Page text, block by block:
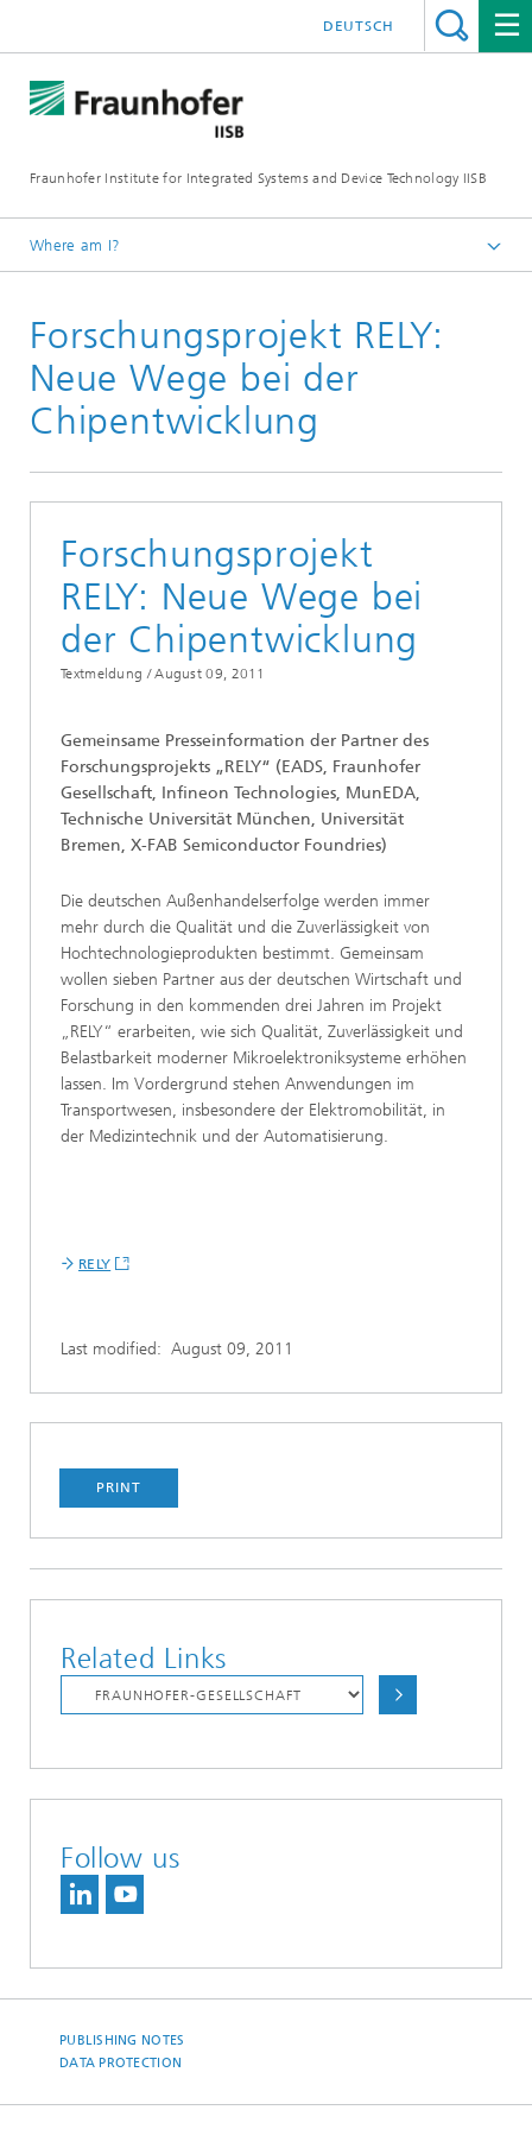
Fraunhofer Institute for Integrated Systems and Device Technology IISB
DEUTSCH
Where am I?
Press Archives
2011
Forschungsprojekt RELY:
Neue Wege bei der
Chipentwicklung
Forschungsprojekt
RELY: Neue Wege bei
der Chipentwicklung
Textmeldung / August 09, 2011
Gemeinsame Presseinformation der Partner des
Forschungsprojekts „RELY“ (EADS, Fraunhofer
Gesellschaft, Infineon Technologies, MunEDA,
Technische Universität München, Universität
Bremen, X-FAB Semiconductor Foundries)
Die deutschen Außenhandelserfolge werden immer
mehr durch die Qualität und die Zuverlässigkeit von
Hochtechnologieprodukten bestimmt. Gemeinsam
wollen sieben Partner aus der deutschen Wirtschaft und
Forschung in den kommenden drei Jahren im Projekt
„RELY“ erarbeiten, wie sich Qualität, Zuverlässigkeit und
Belastbarkeit moderner Mikroelektroniksysteme erhöhen
lassen. Im Vordergrund stehen Anwendungen im
Transportwesen, insbesondere der Elektromobilität, in
der Medizintechnik und der Automatisierung.
RELY
Last modified: August 09, 2011
PRINT
Related Links
Follow us
PUBLISHING NOTES
DATA PROTECTION